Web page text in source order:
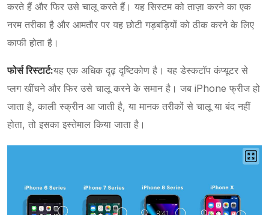
करते हैं और फिर उसे चालू करते हैं। यह सिस्टम को ताज़ा करने का एक
नरम तरीका है और आमतौर पर यह छोटी गड़बड़ियों को ठीक करने के लिए
काफी होता है।
फोर्स रिस्टार्ट:यह एक अधिक दृढ़ दृष्टिकोण है। यह डेस्कटॉप कंप्यूटर से
प्लग खींचने और फिर उसे चालू करने के समान है। जब iPhone फ्रीज हो
जाता है, काली स्क्रीन आ जाती है, या मानक तरीकों से चालू या बंद नहीं
होता, तो इसका इस्तेमाल किया जाता है।